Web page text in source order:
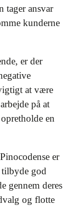
tager ansvar
kunderne
er der
at være
på at
en
er
tilbyde god
gennem deres
og flotte